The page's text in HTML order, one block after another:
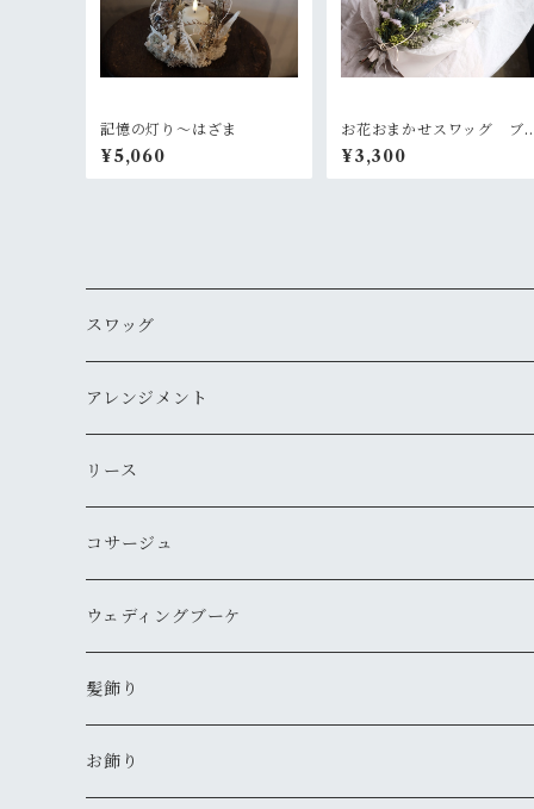
記憶の灯り〜はざま
¥5,060
お花おまかせスワッグ ブ
ルー×グリーン系
¥3,300
スワッグ
アレンジメント
リース
コサージュ
ウェディングブーケ
髪飾り
お飾り